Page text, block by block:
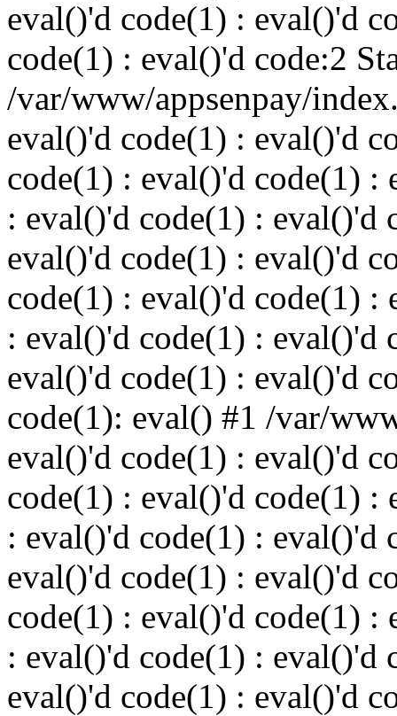
eval()'d code(1) : eval()'d
code(1) : eval()'d code:2
/var/www/appsenpay/
eval()'d code(1) : eval()'d
code(1) : eval()'d code(1) :
: eval()'d code(1) : eval()'d
eval()'d code(1) : eval()'d
code(1) : eval()'d code(1) :
: eval()'d code(1) : eval()'d
eval()'d code(1) : eval()'d
code(1): eval() #1 /var/
eval()'d code(1) : eval()'d
code(1) : eval()'d code(1) :
: eval()'d code(1) : eval()'d
eval()'d code(1) : eval()'d
code(1) : eval()'d code(1) :
: eval()'d code(1) : eval()'d
eval()'d code(1) : eval()'d